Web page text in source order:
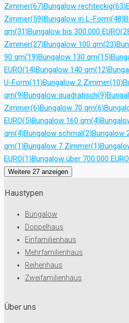
Zimmer(67)Bungalow rechteckig(63)
Zimmer(59)Bungalow in L-Form(48)
qm(31)Bungalow bis 300.000 EURO
Zimmer(27)Bungalow 100 qm(23)
90 qm(19)Bungalow 130 qm(15)
EURO(14)Bungalow 140 qm(12)
U-Form(11)Bungalow 2 Zimmer(10)
qm(9)Bungalow quadratisch(9)
Zimmer(6)Bungalow 70 qm(6)
EURO(5)Bungalow 160 qm(4)
qm(4)Bungalow schmal(2)Bungalow
qm(1)Bungalow 7 Zimmer(1)
EURO(1)Bungalow über 700.000 EURO
Weitere 27 anzeigen
Haustypen
Bungalow
Doppelhaus
Einfamilienhaus
Mehrfamilienhaus
Reihenhaus
Zweifamilienhaus
Über uns